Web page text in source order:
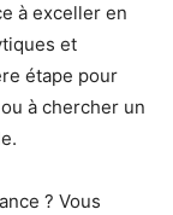
à exceller en
et
étape pour
à chercher un
? Vous